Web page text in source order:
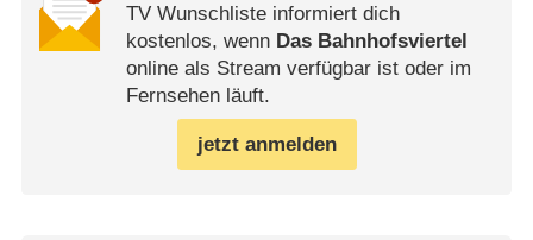
TV Wunschliste informiert dich
kostenlos, wenn Das Bahnhofsviertel
online als Stream verfügbar ist oder im
Fernsehen läuft.
jetzt anmelden